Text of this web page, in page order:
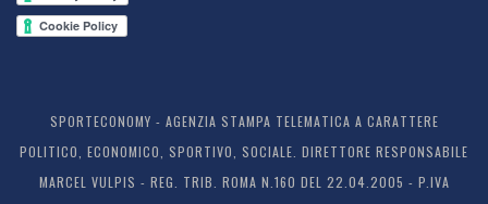
SPORTECONOMY - AGENZIA STAMPA TELEMATICA A CARATTERE
POLITICO, ECONOMICO, SPORTIVO, SOCIALE. DIRETTORE RESPONSABILE
MARCEL VULPIS - REG. TRIB. ROMA N.160 DEL 22.04.2005 - P.IVA